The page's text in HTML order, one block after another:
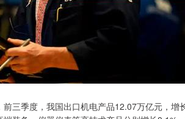
季度，我国出口机电产品12.07万亿元，增